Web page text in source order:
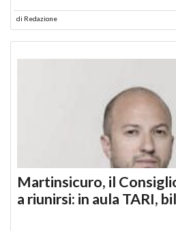
di Redazione
Martinsicuro, il
a riunirsi: in aula TARI,